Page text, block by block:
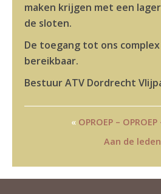
maken krijgen met een
de sloten.
De toegang tot ons
bereikbaar.
Bestuur ATV Dordrecht
« OPROEP – OPROEP
Aan de leden